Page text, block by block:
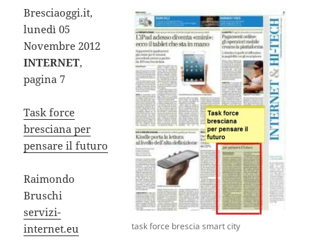
task force brescia smart city
Bresciaoggi.it,
lunedì 05
Novembre 2012
INTERNET,
pagina 7
Task force
bresciana per
pensare il futuro
Raimondo
Bruschi
servizi-
internet.eu